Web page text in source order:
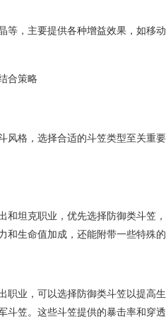
，主要提供各种增益效果，如移
合策略
格，选择合适的斗笠类型至关重要
坦克职业，优先选择防御类斗笠
和生命值加成，还能附带一些特殊
业，可以选择防御类斗笠以提高
斗笠。这些斗笠提供的暴击率和穿